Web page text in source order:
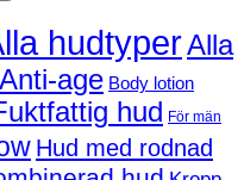
hudtyperAlla
Anti-age Body lotion
hud För män
Hud med rodnad